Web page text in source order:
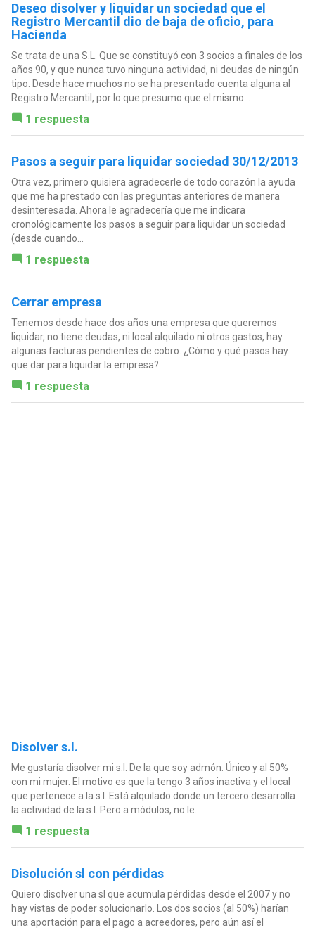
Deseo disolver y liquidar un sociedad que el
Registro Mercantil dio de baja de oficio, para
Hacienda
Se trata de una S.L. Que se constituyó con 3 socios a finales de los
años 90, y que nunca tuvo ninguna actividad, ni deudas de ningún
tipo. Desde hace muchos no se ha presentado cuenta alguna al
Registro Mercantil, por lo que presumo que el mismo...
1 respuesta
Pasos a seguir para liquidar sociedad 30/12/2013
Otra vez, primero quisiera agradecerle de todo corazón la ayuda
que me ha prestado con las preguntas anteriores de manera
desinteresada. Ahora le agradecería que me indicara
cronológicamente los pasos a seguir para liquidar un sociedad
(desde cuando...
1 respuesta
Cerrar empresa
Tenemos desde hace dos años una empresa que queremos
liquidar, no tiene deudas, ni local alquilado ni otros gastos, hay
algunas facturas pendientes de cobro. ¿Cómo y qué pasos hay
que dar para liquidar la empresa?
1 respuesta
Disolver s.l.
Me gustaría disolver mi s.l. De la que soy admón. Único y al 50%
con mi mujer. El motivo es que la tengo 3 años inactiva y el local
que pertenece a la s.l. Está alquilado donde un tercero desarrolla
la actividad de la s.l. Pero a módulos, no le...
1 respuesta
Disolución sl con pérdidas
Quiero disolver una sl que acumula pérdidas desde el 2007 y no
hay vistas de poder solucionarlo. Los dos socios (al 50%) harían
una aportación para el pago a acreedores, pero aún así el